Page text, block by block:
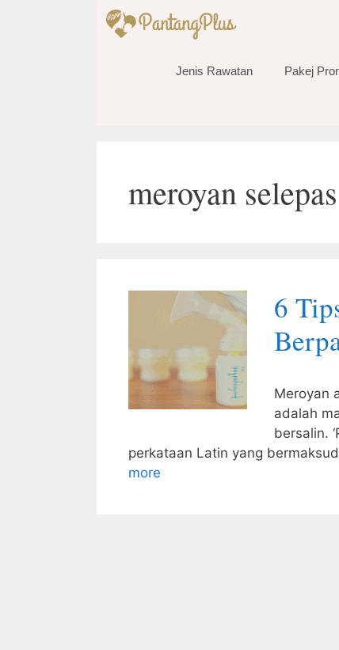
Jenis Rawatan Pakej
meroyan
6
Meroyan
adalah
bersalin.
perkataan Latin yang
more